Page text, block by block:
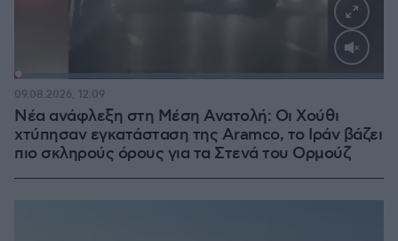
Νέα ανάφλεξη στη Μέση Ανατολή: Οι Χούθι
χτύπησαν εγκατάσταση της Aramco, το Ιράν βάζει
πιο σκληρούς όρους για τα Στενά του Ορμούζ
09.08.2026, 12:09